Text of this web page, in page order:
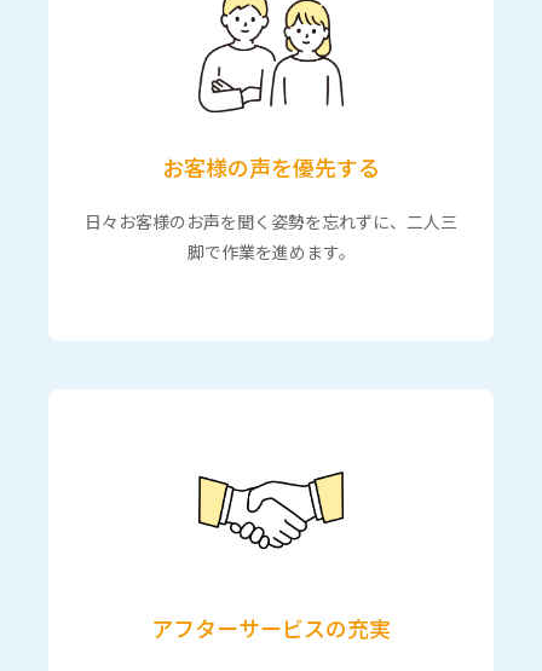
お客様の声を優先する
日々お客様のお声を聞く姿勢を忘れずに、二人三
脚で作業を進めます。
アフターサービスの充実